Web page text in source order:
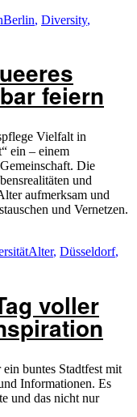
Schlagwörter
Berlin, Diversity,
feiern
Vielfalt in
ein – einem
Die
und
aufmerksam und
und Vernetzen.
Schlagwörter
Alter, Düsseldorf,
voller
buntes Stadtfest mit
Informationen. Es
und das nicht nur